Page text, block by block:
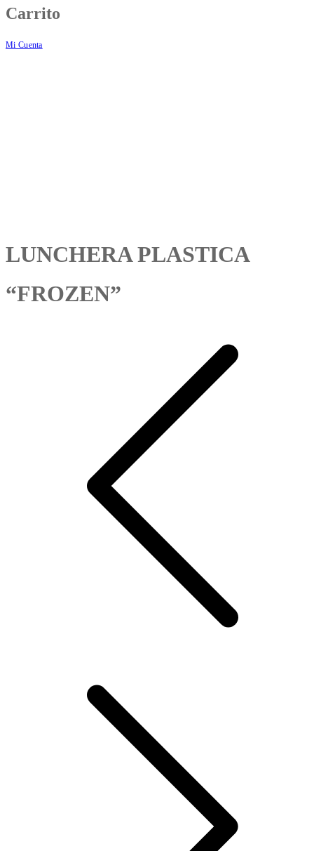
Carrito
Mi Cuenta
LUNCHERA PLASTICA
“FROZEN”